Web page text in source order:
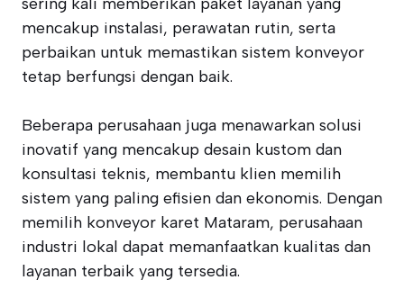
mencakup instalasi, perawatan rutin, serta
perbaikan untuk memastikan sistem konveyor
tetap berfungsi dengan baik.
Beberapa perusahaan juga menawarkan solusi
inovatif yang mencakup desain kustom dan
konsultasi teknis, membantu klien memilih
sistem yang paling efisien dan ekonomis. Dengan
memilih konveyor karet Mataram, perusahaan
industri lokal dapat memanfaatkan kualitas dan
layanan terbaik yang tersedia.